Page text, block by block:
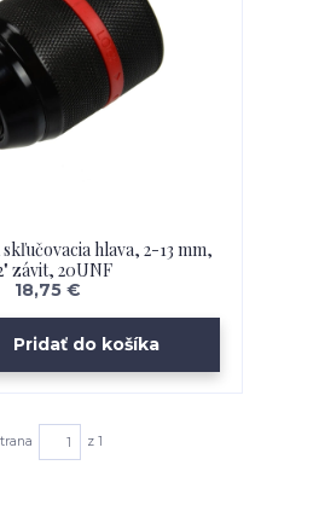
hlava, 2-13 mm,
závit, 20UNF
18,75 €
Pridať do košíka
z 1